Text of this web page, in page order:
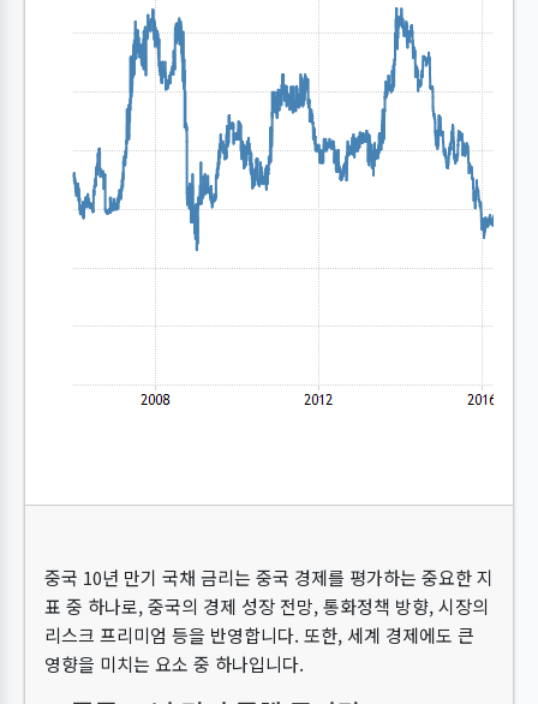
중국 10년 만기 국채 금리는 중국 경제를 평가하는 중요한 지
표 중 하나로, 중국의 경제 성장 전망, 통화정책 방향, 시장의
리스크 프리미엄 등을 반영합니다. 또한, 세계 경제에도 큰
영향을 미치는 요소 중 하나입니다.